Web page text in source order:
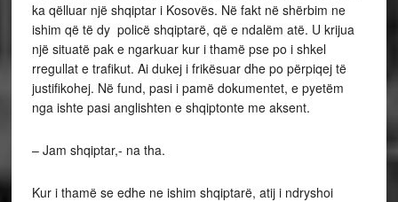
ka qëlluar një shqiptar i Kosovës. Në fakt në shërbim ne
ishim që të dy policë shqiptarë, që e ndalëm atë. U krijua
një situatë pak e ngarkuar kur i thamë pse po i shkel
rregullat e trafikut. Ai dukej i frikësuar dhe po përpiqej të
justifikohej. Në fund, pasi i pamë dokumentet, e pyetëm
nga ishte pasi anglishten e shqiptonte me aksent.
– Jam shqiptar,- na tha.
Kur i thamë se edhe ne ishim shqiptarë, atij i ndryshoi